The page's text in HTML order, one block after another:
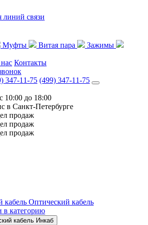
Муфты Витая пара
Зажимы
Контакты
347-11-75 (499) 347-11-75
10:00 до 18:00
в Санкт-Петербурге
продаж
продаж
продаж
Оптический кабель
в категорию
кабель Инкаб